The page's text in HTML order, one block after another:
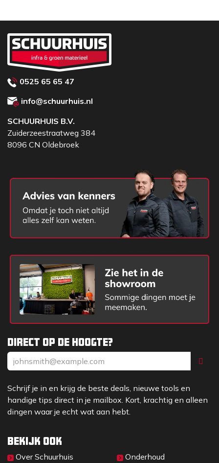
Direct op de hoogte?
Schrijf je in en krijg de beste deals, nieuwe tools en
handige tips direct in je mailbox. Kort, krachtig en alleen
dingen waar je echt wat aan hebt.
Bekijk ook
Over Sc​huurhuis
Onderhoud
0525 65 65 47
info@schuurhuis.nl
SCHUURHUIS B.V.
Zuiderzeestraatweg 384
8096 CN Oldebroek